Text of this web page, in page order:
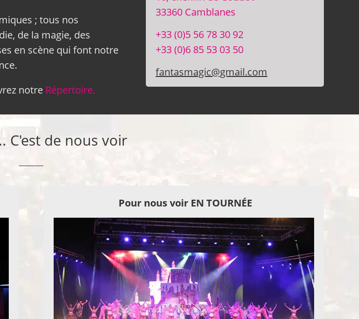
; tous nos
de la magie, des
en scène qui font notre
notre Répertoire.
33360 Camblanes
+33 (0)5 56 78 30 92
+33 (0)6 85 53 03 50
fantasmagic@gmail.com
C'est de nous voir
Pour nous voir EN TOURNÉE